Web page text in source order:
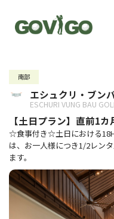
南部
エシュクリ・ブン
ESCHURI VUNG BAU
【土日プラン】直前1
☆食事付き☆土日における
は、お一人様につき1/2レン
ます。